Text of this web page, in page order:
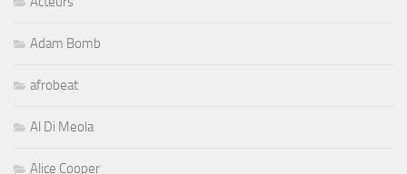
Adam Bomb
afrobeat
Al Di Meola
Alice Cooper